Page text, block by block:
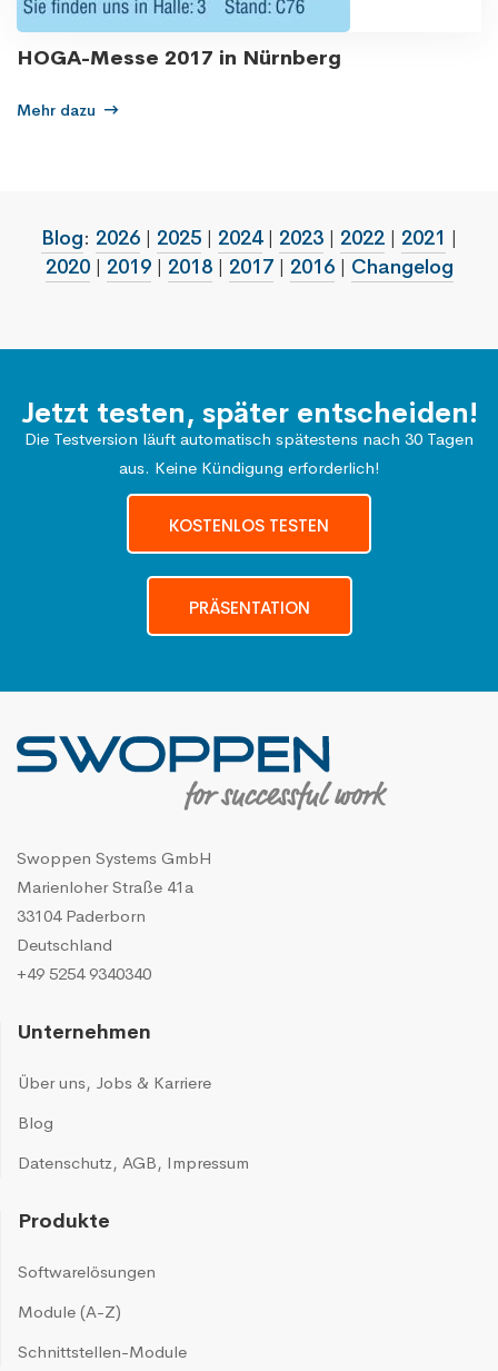
HOGA-Messe 2017 in Nürnberg
Mehr dazu
Blog: 2026 | 2025 | 2024| 2023 | 2022 | 2021 |
2020| 2019| 2018| 2017| 2016| Changelog
Jetzt testen, später entscheiden!
Die Testversion läuft automatisch spätestens nach 30 Tagen
aus. Keine Kündigung erforderlich!
KOSTENLOS TESTEN
PRÄSENTATION
Swoppen Systems GmbH
Marienloher Straße 41a
33104 Paderborn
Deutschland
+49 5254 9340340
Unternehmen
Über uns, Jobs & Karriere
Blog
Datenschutz, AGB, Impressum
Produkte
Softwarelösungen
Module (A-Z)
Schnittstellen-Module